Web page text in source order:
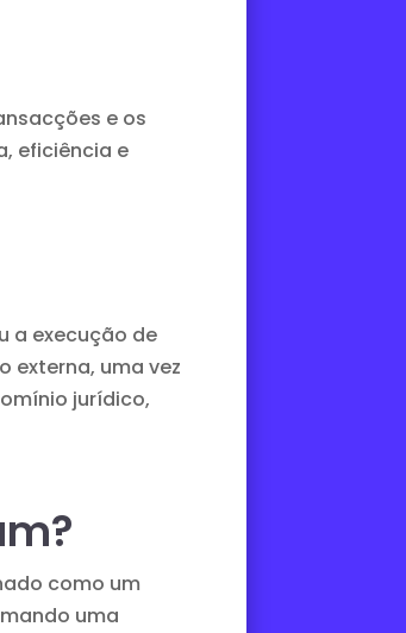
e os
eficiência e
a execução de
externa, uma vez
jurídico,
como um
uma